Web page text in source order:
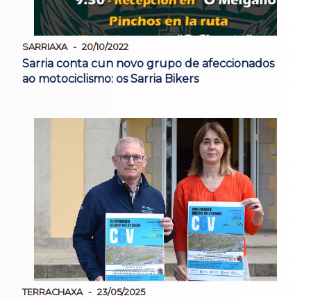
SARRIAXA 20/10/2022
Sarria conta cun novo grupo de afeccionados
ao motociclismo: os Sarria Bikers
TERRACHAXA 23/05/2025